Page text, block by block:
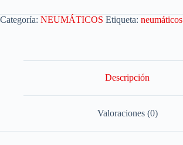
Categoría: NEUMÁTICOS Etiqueta: neumáticos
Descripción
Valoraciones (0)